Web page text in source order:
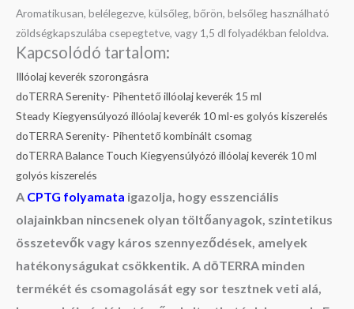
Aromatikusan, belélegezve, külsőleg, bőrön, belsőleg használható
zöldségkapszulába csepegtetve, vagy 1,5 dl folyadékban feloldva.
Kapcsolódó tartalom:
Illóolaj keverék szorongásra
doTERRA Serenity- Pihentető illóolaj keverék 15 ml
Steady Kiegyensúlyozó illóolaj keverék 10 ml-es golyós kiszerelés
doTERRA Serenity- Pihentető kombinált csomag
doTERRA Balance Touch Kiegyensúlyózó illóolaj keverék 10 ml
golyós kiszerelés
A CPTG folyamata igazolja, hogy esszenciális
olajainkban nincsenek olyan töltőanyagok, szintetikus
összetevők vagy káros szennyeződések, amelyek
hatékonyságukat csökkentik. A dōTERRA minden
termékét és csomagolását egy sor tesztnek veti alá,